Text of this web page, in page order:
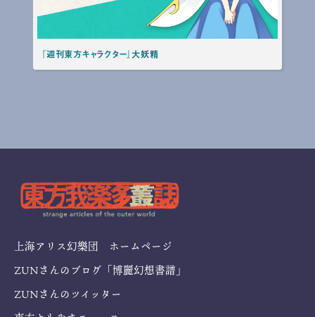
『週刊東方キャラクター』大妖精
上海アリス幻樂団 ホームページ
ZUNさんのブログ「博麗幻想書譜」
ZUNさんのツイッター